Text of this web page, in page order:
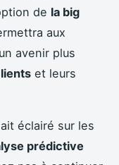
de la big
aux
avenir plus
et leurs
éclairé sur les
prédictive